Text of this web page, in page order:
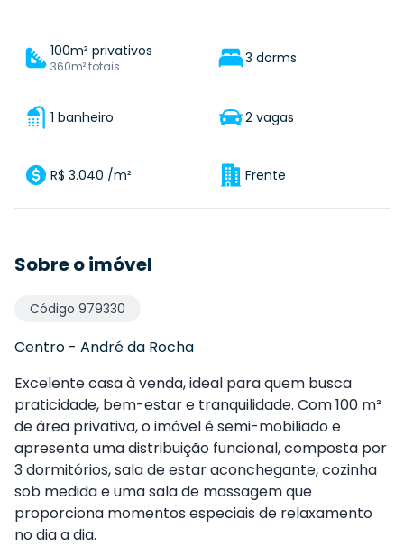
100m² privativos
360m² totais 3 dorms
1 banheiro 2 vagas
R$ 3.040 /m² Frente
Sobre o imóvel
Código 979330
Centro - André da Rocha
Excelente casa à venda, ideal para quem busca
praticidade, bem-estar e tranquilidade. Com 100 m²
de área privativa, o imóvel é semi-mobiliado e
apresenta uma distribuição funcional, composta por
3 dormitórios, sala de estar aconchegante, cozinha
sob medida e uma sala de massagem que
proporciona momentos especiais de relaxamento
no dia a dia.